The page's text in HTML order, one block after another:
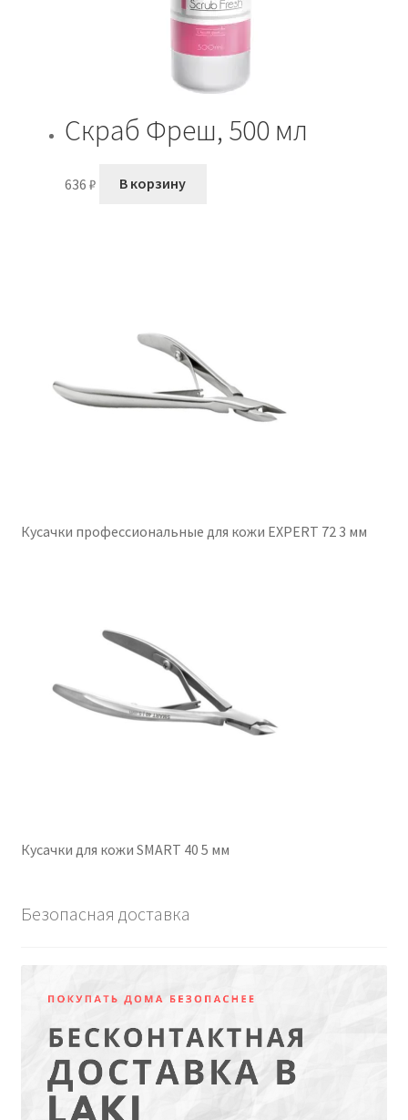
Скраб Фреш, 500 мл
636 ₽ В корзину
Кусачки профессиональные для кожи EXPERT 72 3 мм
Кусачки для кожи SMART 40 5 мм
Безопасная доставка